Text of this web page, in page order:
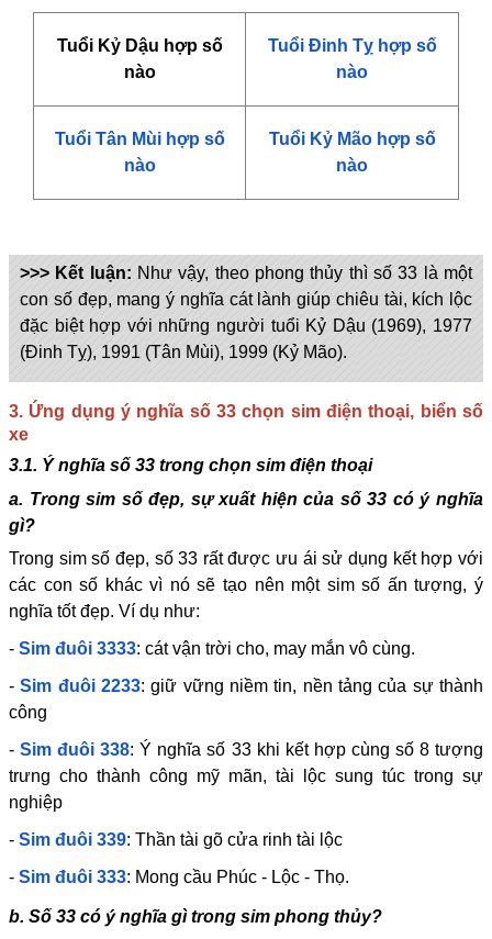
Tuổi Kỷ Dậu hợp số
nào
Tuổi Đinh Tỵ hợp số
nào
Tuổi Tân Mùi hợp số
nào
Tuổi Kỷ Mão hợp số
nào
>>> Kết luận: Như vậy, theo phong thủy thì số 33 là một
con số đẹp, mang ý nghĩa cát lành giúp chiêu tài, kích lộc
đặc biệt hợp với những người tuổi Kỷ Dậu (1969), 1977
(Đinh Tỵ), 1991 (Tân Mùi), 1999 (Kỷ Mão).
3. Ứng dụng ý nghĩa số 33 chọn sim điện thoại, biển số
xe
3.1. Ý nghĩa số 33 trong chọn sim điện thoại
a. Trong sim số đẹp, sự xuất hiện của số 33 có ý nghĩa
gì?
Trong sim số đẹp, số 33 rất được ưu ái sử dụng kết hợp với
các con số khác vì nó sẽ tạo nên một sim số ấn tượng, ý
nghĩa tốt đẹp. Ví dụ như:
- Sim đuôi 3333: cát vận trời cho, may mắn vô cùng.
-Sim đuôi 2233: giữ vững niềm tin, nền tảng của sự thành
công
-Sim đuôi 338: Ý nghĩa số 33 khi kết hợp cùng số 8 tượng
trưng cho thành công mỹ mãn, tài lộc sung túc trong sự
nghiệp
- Sim đuôi 339: Thần tài gõ cửa rinh tài lộc
- Sim đuôi 333: Mong cầu Phúc - Lộc - Thọ.
b. Số 33 có ý nghĩa gì trong sim phong thủy?